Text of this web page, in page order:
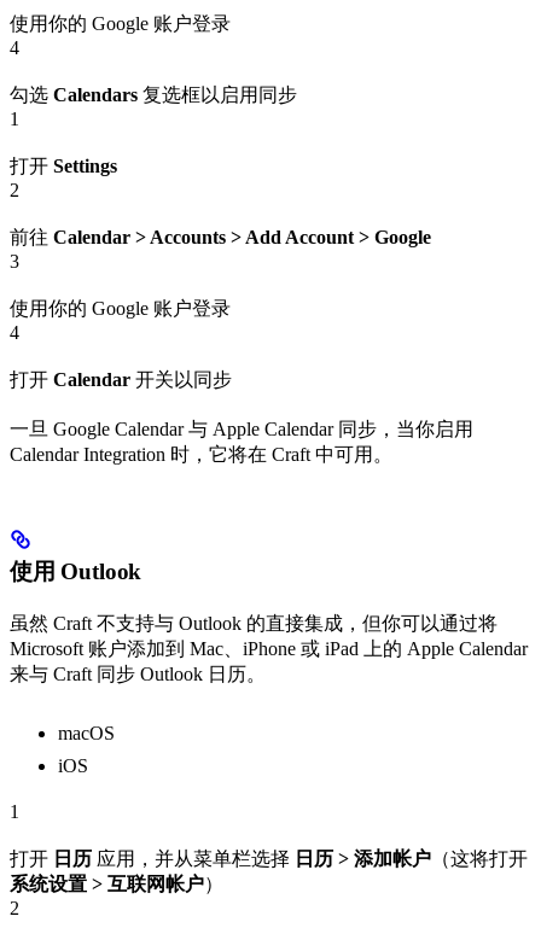
使用你的 Google 账户登录
4
勾选 Calendars 复选框以启用同步
1
打开 Settings
2
前往 Calendar > Accounts > Add Account > Google
3
使用你的 Google 账户登录
4
打开 Calendar 开关以同步
一旦 Google Calendar 与 Apple Calendar 同步，当你启用
Calendar Integration 时，它将在 Craft 中可用。
使用 Outlook
虽然 Craft 不支持与 Outlook 的直接集成，但你可以通过将
Microsoft 账户添加到 Mac、iPhone 或 iPad 上的 Apple Calendar
来与 Craft 同步 Outlook 日历。
macOS
iOS
1
打开 日历 应用，并从菜单栏选择 日历 > 添加帐户 （这将打开
系统设置 > 互联网帐户）
2